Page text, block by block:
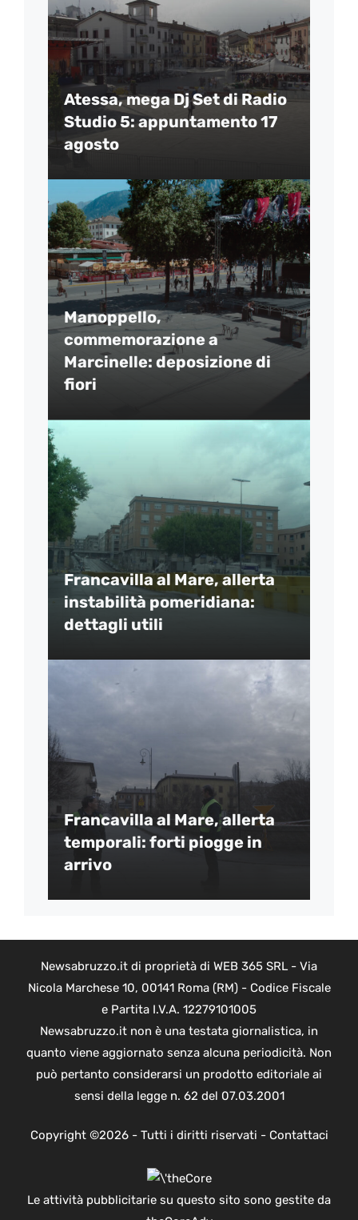
Atessa, mega Dj Set di Radio
Studio 5: appuntamento 17
agosto
Manoppello,
commemorazione a
Marcinelle: deposizione di
fiori
Francavilla al Mare, allerta
instabilità pomeridiana:
dettagli utili
Francavilla al Mare, allerta
temporali: forti piogge in
arrivo
Newsabruzzo.it di proprietà di WEB 365 SRL - Via
Nicola Marchese 10, 00141 Roma (RM) - Codice Fiscale
e Partita I.V.A. 12279101005
Newsabruzzo.it non è una testata giornalistica, in
quanto viene aggiornato senza alcuna periodicità. Non
può pertanto considerarsi un prodotto editoriale ai
sensi della legge n. 62 del 07.03.2001
Copyright ©2026 - Tutti i diritti riservati - Contattaci
Le attività pubblicitarie su questo sito sono gestite da